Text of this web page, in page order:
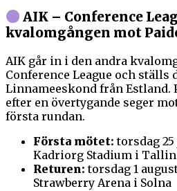
AIK – Conference
kvalomgången mot
AIK går in i den andra
Conference League och ställs
Linnameeskond från Estland.
efter en övertygande seger
första rundan.
Första mötet: torsdag
Kadriorg Stadium i
Returen: torsdag 1
Strawberry Arena i Solna